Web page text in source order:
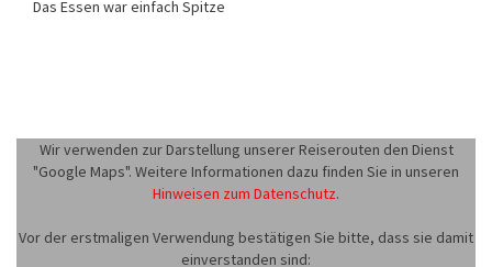
Das Essen war einfach Spitze
Wir verwenden zur Darstellung unserer Reiserouten den Dienst
"Google Maps". Weitere Informationen dazu finden Sie in unseren
Hinweisen zum Datenschutz.
Vor der erstmaligen Verwendung bestätigen Sie bitte, dass sie damit
einverstanden sind: